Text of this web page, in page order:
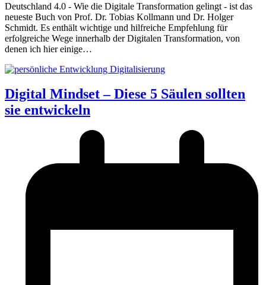
Deutschland 4.0 - Wie die Digitale Transformation gelingt - ist das
neueste Buch von Prof. Dr. Tobias Kollmann und Dr. Holger
Schmidt. Es enthält wichtige und hilfreiche Empfehlung für
erfolgreiche Wege innerhalb der Digitalen Transformation, von
denen ich hier einige…
Digital Mindset – Diese 5 Säulen sollten
sie entwickeln